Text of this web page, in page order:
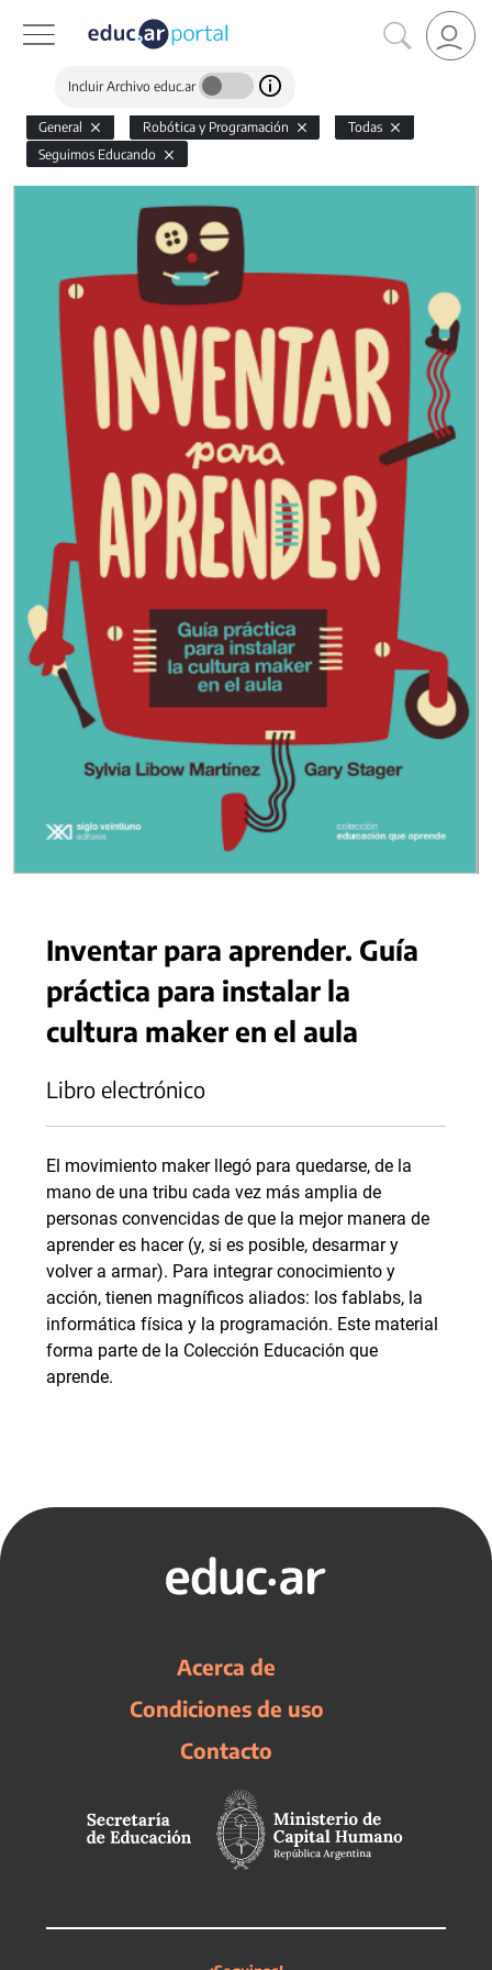
Incluir Archivo educ.ar
General Robótica y Programación
Todas
Seguimos Educando
Inventar para aprender. Guía
práctica para instalar la
cultura maker en el aula
Libro electrónico
El movimiento maker llegó para quedarse, de la
mano de una tribu cada vez más amplia de
personas convencidas de que la mejor manera de
aprender es hacer (y, si es posible, desarmar y
volver a armar). Para integrar conocimiento y
acción, tienen magníficos aliados: los fablabs, la
informática física y la programación. Este material
forma parte de la Colección Educación que
aprende.
Acerca de
Condiciones de uso
Contacto